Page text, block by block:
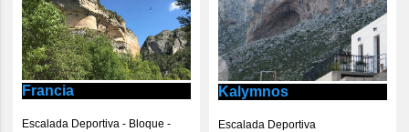
Francia
Escalada Deportiva - Bloque -
Kalymnos
Escalada Deportiva